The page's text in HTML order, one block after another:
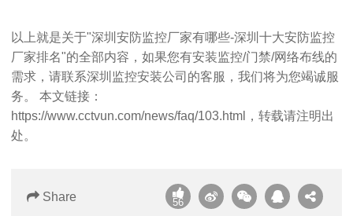
以上就是关于"深圳安防监控厂家有哪些-深圳十大安防监控
厂家排名"的全部内容，如果您有安装监控/门禁/网络布线的
需求，请联系深圳监控安装公司 的客服，我们将为您竭诚服
务。 本文链接：
https://www.cctvun.com/news/faq/103.html ，转载请注明出
处。
Share 56